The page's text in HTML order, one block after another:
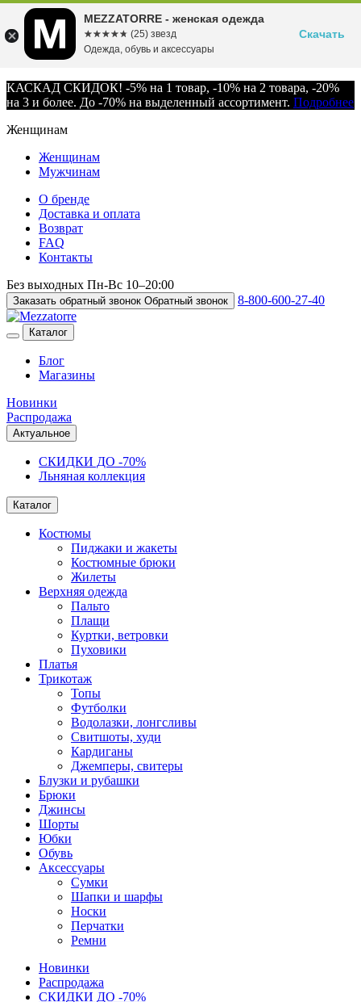
КАСКАД СКИДОК! -5% на 1 товар, -10% на 2 товара, -20%
на 3 и более. До -70% на выделенный ассортимент. Подробнее
Женщинам
Женщинам
Мужчинам
О бренде
Доставка и оплата
Возврат
FAQ
Контакты
Без выходных Пн-Вс 10–20:00
Заказать обратный звонок Обратный звонок 8-800-600-27-40
Каталог
Блог
Магазины
Новинки
Распродажа
Актуальное
СКИДКИ ДО -70%
Льняная коллекция
Каталог
Костюмы
Пиджаки и жакеты
Костюмные брюки
Жилеты
Верхняя одежда
Пальто
Плащи
Куртки, ветровки
Пуховики
Платья
Трикотаж
Топы
Футболки
Водолазки, лонгсливы
Свитшоты, худи
Кардиганы
Джемперы, свитеры
Блузки и рубашки
Брюки
Джинсы
Шорты
Юбки
Обувь
Аксессуары
Сумки
Шапки и шарфы
Носки
Перчатки
Ремни
Новинки
Распродажа
СКИДКИ ДО -70%
MEZZATORRE - женская одежда
☆☆☆☆☆
★★★★★ (25) звезд
Одежда, обувь и аксессуары
Скачать